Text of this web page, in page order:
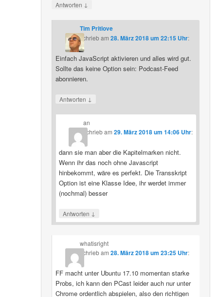
Antworten ↓
Tim Pritlove
schriebam 28. März 2018 um 22:15 Uhr:
Einfach JavaScript aktivieren und alles wird gut.
Sollte das keine Option sein: Podcast-Feed
abonnieren.
Antworten ↓
an
schriebam29. März 2018 um 14:06 Uhr:
dann sie man aber die Kapitelmarken nicht.
Wenn ihr das noch ohne Javascript
hinbekommt, wäre es perfekt. Die Transskript
Option ist eine Klasse Idee, ihr werdet immer
(nochmal) besser
Antworten ↓
whatisright
schriebam 28. März 2018 um 23:25 Uhr:
FF macht unter Ubuntu 17.10 momentan starke
Probs, ich kann den PCast leider auch nur unter
Chrome ordentlich abspielen, also den richtigen